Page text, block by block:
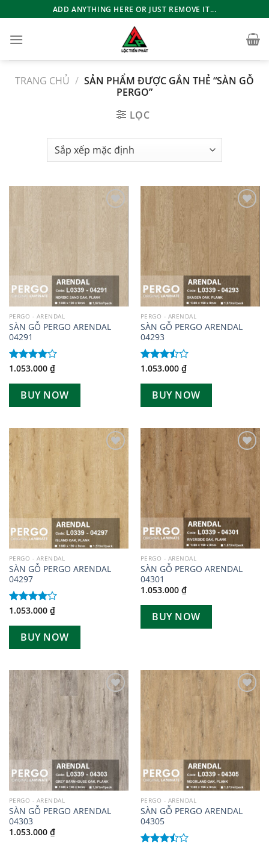
qua
nội
ADD ANYTHING HERE OR JUST REMOVE IT...
TRANG CHỦ / SẢN PHẨM ĐƯỢC GẮN THẺ “SÀN GỖ
PERGO”
LỌC
PERGO - ARENDAL
SÀN GỖ PERGO ARENDAL
04291
Được
sao
1.053.000 ₫
BUY NOW
Add to
wishlist
PERGO - ARENDAL
SÀN GỖ PERGO ARENDAL
04293
Được
3.505
sao
1.053.000 ₫
BUY NOW
Add to
wishlist
PERGO - ARENDAL
SÀN GỖ PERGO ARENDAL
04297
Được
sao
1.053.000 ₫
BUY NOW
Add to
wishlist
PERGO - ARENDAL
SÀN GỖ PERGO ARENDAL
04301
1.053.000 ₫
BUY NOW
Add to
wishlist
PERGO - ARENDAL
SÀN GỖ PERGO ARENDAL
04303
1.053.000 ₫
Add to
PERGO - ARENDAL
SÀN GỖ PERGO ARENDAL
04305